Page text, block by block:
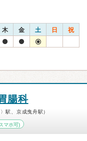
木 金 土 日 祝
腸科
駅、京成曳舟駅）
マホ可)